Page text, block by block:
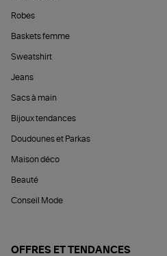
Robes
Baskets femme
Sweatshirt
Jeans
Sacs à main
Bijoux tendances
Doudounes et Parkas
Maison déco
Beauté
Conseil Mode
OFFRES ET TENDANCES